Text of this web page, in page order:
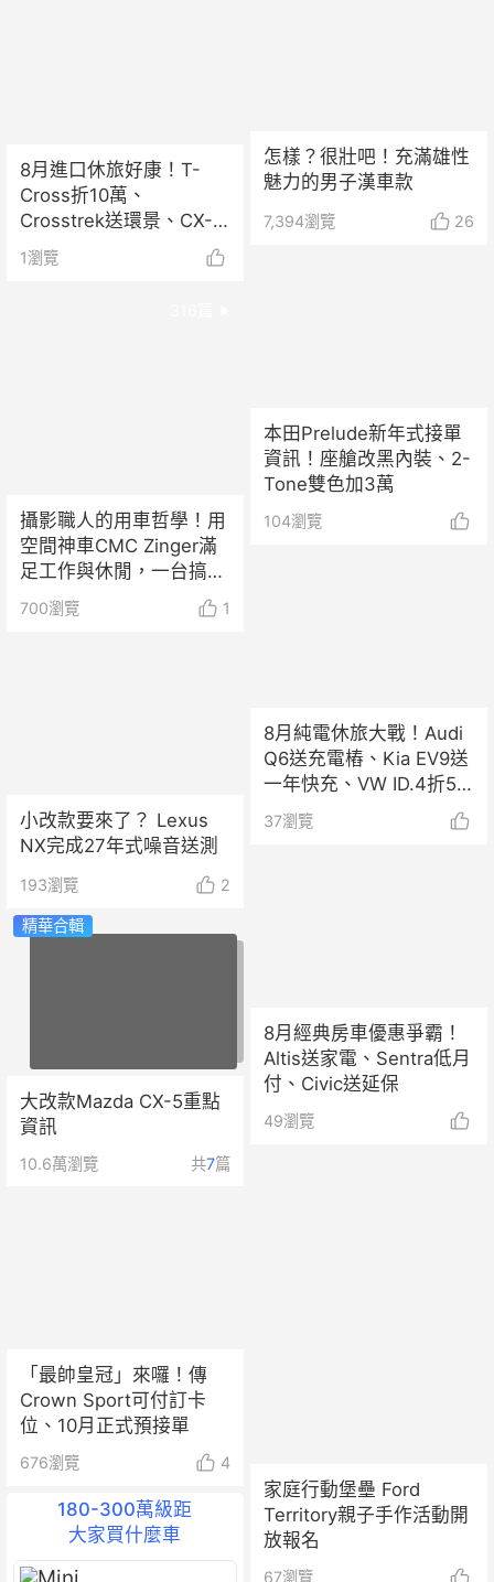
8月進口休旅好康！T-
Cross折10萬、
Crosstrek送環景、CX-5
升級保固
1瀏覽
攝影職人的用車哲學！用
空間神車CMC Zinger滿
足工作與休閒，一台搞
定！
700瀏覽 1
小改款要來了？ Lexus
NX完成27年式噪音送測
193瀏覽 2
精華合輯
大改款Mazda CX-5重點
資訊
10.6萬瀏覽 共7篇
「最帥皇冠」來囉！傳
Crown Sport可付訂卡
位、10月正式預接單
676瀏覽 4
180-300萬級距
大家買什麼車
怎樣？很壯吧！充滿雄性
魅力的男子漢車款
7,394瀏覽 26
本田Prelude新年式接單
資訊！座艙改黑內裝、2-
Tone雙色加3萬
104瀏覽
8月純電休旅大戰！Audi
Q6送充電樁、Kia EV9送
一年快充、VW ID.4折5
萬！
37瀏覽
8月經典房車優惠爭霸！
Altis送家電、Sentra低月
付、Civic送延保
49瀏覽
家庭行動堡壘 Ford
Territory親子手作活動開
放報名
67瀏覽